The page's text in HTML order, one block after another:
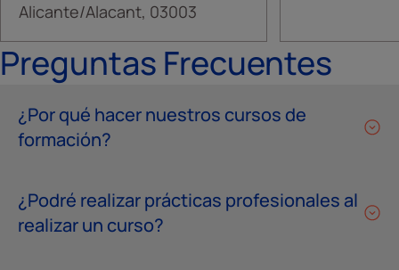
Alicante/Alacant, 03003
Preguntas Frecuentes
¿Por qué hacer nuestros cursos de
formación?
¿Podré realizar prácticas profesionales al
realizar un curso?